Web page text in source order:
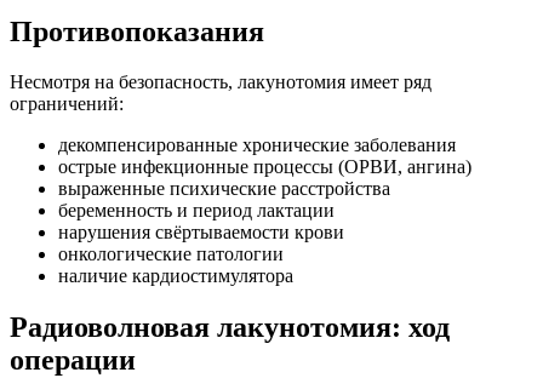
Противопоказания
Несмотря на безопасность, лакунотомия имеет ряд
ограничений:
декомпенсированные хронические заболевания
острые инфекционные процессы (ОРВИ, ангина)
выраженные психические расстройства
беременность и период лактации
нарушения свёртываемости крови
онкологические патологии
наличие кардиостимулятора
Радиоволновая лакунотомия: ход
операции